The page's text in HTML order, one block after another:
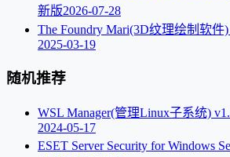
新版2026-07-28
The Foundry Mari(3D纹理绘制软件
2025-03-19
随机推荐
WSL Manager(管理Linux子系统)
2024-05-17
ESET Server Security for Windows